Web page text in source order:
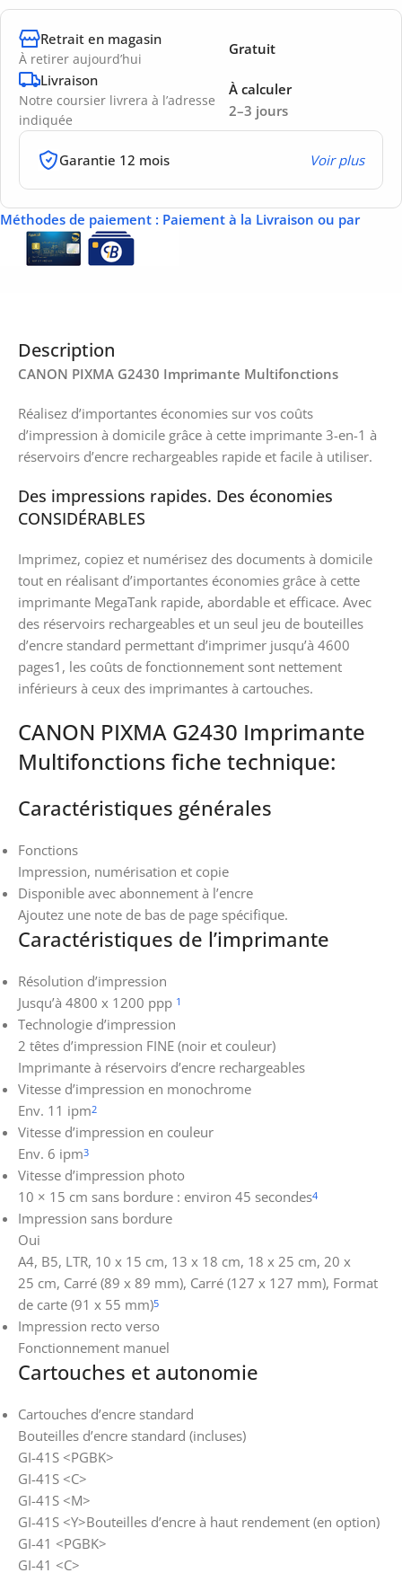
Retrait en magasin
À retirer aujourd’hui
Gratuit
Livraison
Notre coursier livrera à l’adresse
indiquée
2–3 jours
À calculer
Garantie 12 mois Voir plus
Méthodes de paiement : Paiement à la Livraison ou par
Description
CANON PIXMA G2430 Imprimante Multifonctions
Réalisez d’importantes économies sur vos coûts
d’impression à domicile grâce à cette imprimante 3-en-1 à
réservoirs d’encre rechargeables rapide et facile à utiliser.
Des impressions rapides. Des économies
CONSIDÉRABLES
Imprimez, copiez et numérisez des documents à domicile
tout en réalisant d’importantes économies grâce à cette
imprimante MegaTank rapide, abordable et efficace. Avec
des réservoirs rechargeables et un seul jeu de bouteilles
d’encre standard permettant d’imprimer jusqu’à 4600
pages1, les coûts de fonctionnement sont nettement
inférieurs à ceux des imprimantes à cartouches.
CANON PIXMA G2430 Imprimante
Multifonctions fiche technique:
Caractéristiques générales
Fonctions
Impression, numérisation et copie
Disponible avec abonnement à l’encre
Ajoutez une note de bas de page spécifique.
Caractéristiques de l’imprimante
Résolution d’impression
Jusqu’à 4800 x 1200 ppp 1
Technologie d’impression
2 têtes d’impression FINE (noir et couleur)
Imprimante à réservoirs d’encre rechargeables
Vitesse d’impression en monochrome
Env. 11 ipm2
Vitesse d’impression en couleur
Env. 6 ipm3
Vitesse d’impression photo
10 × 15 cm sans bordure : environ 45 secondes4
Impression sans bordure
Oui
A4, B5, LTR, 10 x 15 cm, 13 x 18 cm, 18 x 25 cm, 20 x
25 cm, Carré (89 x 89 mm), Carré (127 x 127 mm), Format
de carte (91 x 55 mm)5
Impression recto verso
Fonctionnement manuel
Cartouches et autonomie
Cartouches d’encre standard
Bouteilles d’encre standard (incluses)
GI-41S <PGBK>
GI-41S <C>
GI-41S <M>
GI-41S <Y>Bouteilles d’encre à haut rendement (en option)
GI-41 <PGBK>
GI-41 <C>